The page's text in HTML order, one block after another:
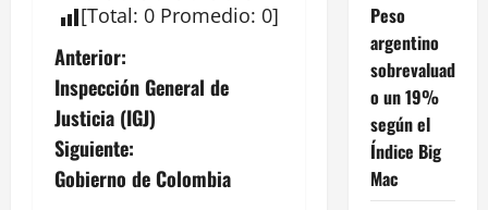
[Total: 0 Promedio: 0]
N
a
v
e
Anterior:
Inspección General de
Justicia (IGJ)
Siguiente:
Gobierno de Colombia
Peso
argentino
sobrevaluad
o un 19%
según el
Índice Big
Mac